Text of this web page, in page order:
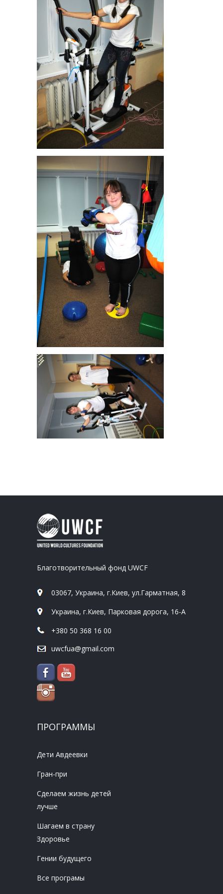
Благотворительный фонд UWCF
03067, Украина, г.Киев, ул.Гарматная, 8
Украина, г.Киев, Парковая дорога, 16-А
+380 50 368 16 00
uwcfua@gmail.com
ПРОГРАММЫ
Дети Авдеевки
Гран-при
Сделаем жизнь детей
лучше
Шагаем в страну
Здоровье
Гении будущего
Все програмы